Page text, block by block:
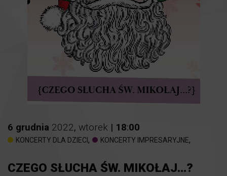
6 grudnia 2022, wtorek | 18:00
KONCERTY DLA DZIECI , KONCERTY IMPRESARYJNE,
CZEGO SŁUCHA ŚW. MIKOŁAJ...?